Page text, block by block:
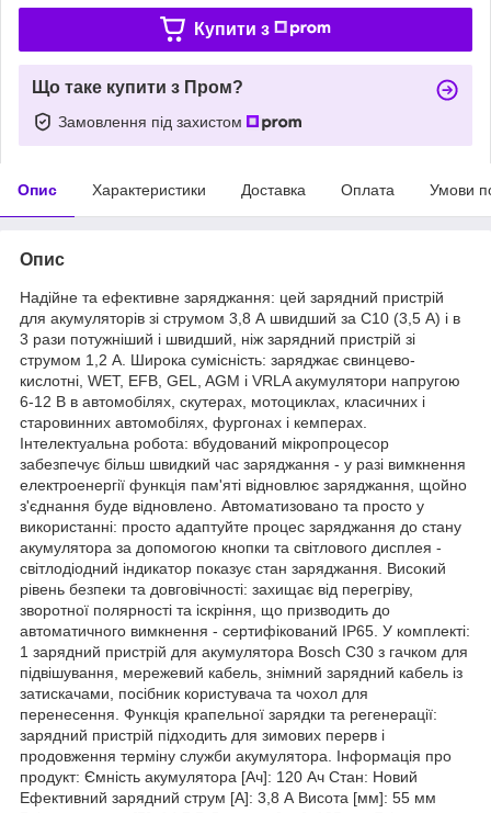
Купити з
Що таке купити з Пром?
Замовлення під захистом
Опис Характеристики Доставка Оплата Умови
Опис
Надійне та ефективне заряджання: цей зарядний пристрій
для акумуляторів зі струмом 3,8 А швидший за C10 (3,5 А) і в
3 рази потужніший і швидший, ніж зарядний пристрій зі
струмом 1,2 А. Широка сумісність: заряджає свинцево-
кислотні, WET, EFB, GEL, AGM і VRLA акумулятори напругою
6-12 В в автомобілях, скутерах, мотоциклах, класичних і
старовинних автомобілях, фургонах і кемперах.
Інтелектуальна робота: вбудований мікропроцесор
забезпечує більш швидкий час заряджання - у разі вимкнення
електроенергії функція пам'яті відновлює заряджання, щойно
з'єднання буде відновлено. Автоматизовано та просто у
використанні: просто адаптуйте процес заряджання до стану
акумулятора за допомогою кнопки та світлового дисплея -
світлодіодний індикатор показує стан заряджання. Високий
рівень безпеки та довговічності: захищає від перегріву,
зворотної полярності та іскріння, що призводить до
автоматичного вимкнення - сертифікований IP65. У комплекті:
1 зарядний пристрій для акумулятора Bosch C30 з гачком для
підвішування, мережевий кабель, знімний зарядний кабель із
затискачами, посібник користувача та чохол для
перенесення. Функція крапельної зарядки та регенерації:
зарядний пристрій підходить для зимових перерв і
продовження терміну служби акумулятора. Інформація про
продукт: Ємність акумулятора [Ач]: 120 Ач Стан: Новий
Ефективний зарядний струм [А]: 3,8 А Висота [мм]: 55 мм